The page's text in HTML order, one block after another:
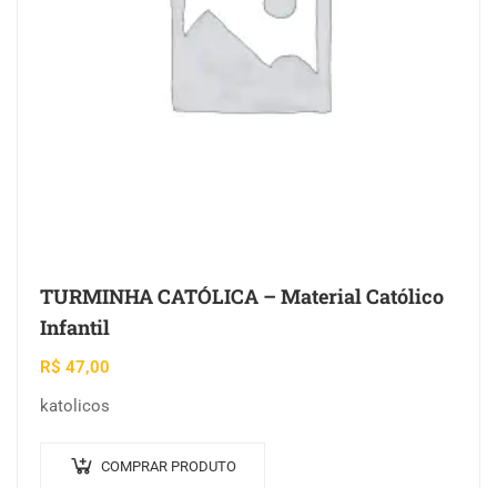
TURMINHA CATÓLICA – Material Católico
Infantil
R$ 47,00
katolicos
COMPRAR PRODUTO